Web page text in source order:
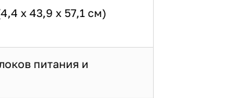
х 43,9 х 57,1 см)
питания и